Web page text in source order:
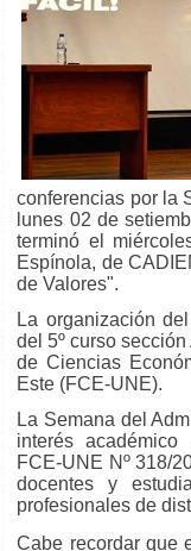
conferencias por la
lunes 02 de
terminó el
Espínola, de
de Valores".
La organización
del 5º curso
de Ciencias
Este (FCE-UNE).
La Semana del
interés
FCE-UNE Nº 318/
docentes y
profesionales de
Cabe recordar que